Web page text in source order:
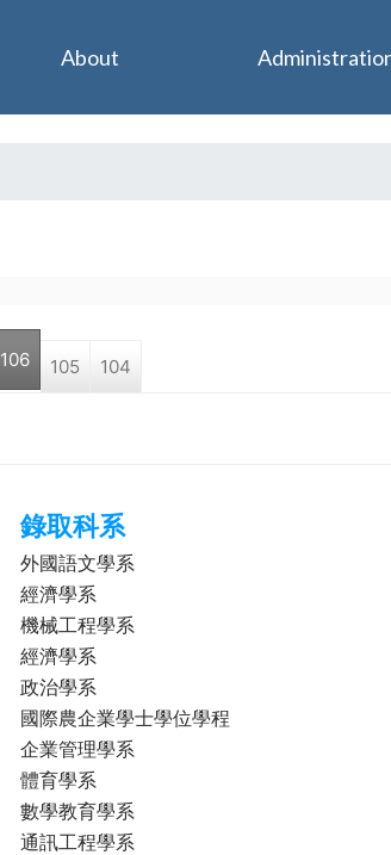
106 105 104
錄取科系
外國語文學系
經濟學系
機械工程學系
經濟學系
政治學系
國際農企業學士學位學程
企業管理學系
體育學系
數學教育學系
通訊工程學系
About